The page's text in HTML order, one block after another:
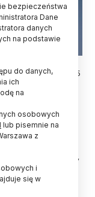
populacji kleszczy, 5
czwarty kleszcz
boreliozy,
tych
z
znaleziony
bezpieczeństwa
Dane
danych
na podstawie
do danych,
ich
na
osobowych
lub pisemnie na
z
i
się w